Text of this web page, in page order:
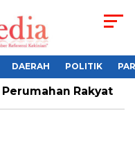
DAERAH POLITIK
Rakyat